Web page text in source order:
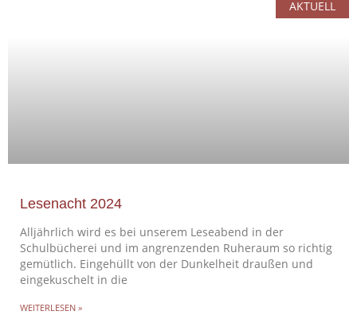
AKTUELL
Lesenacht 2024
Alljährlich wird es bei unserem Leseabend in der
Schulbücherei und im angrenzenden Ruheraum so richtig
gemütlich. Eingehüllt von der Dunkelheit draußen und
eingekuschelt in die
WEITERLESEN »